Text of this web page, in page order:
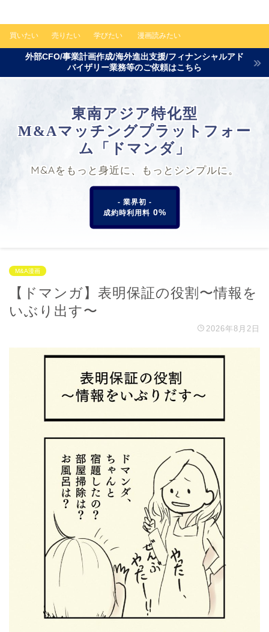
買いたい 売りたい 学びたい 漫画読みたい
外部CFO/事業計画作成/海外進出支援/フィナンシャルアド
バイザリー業務等のご依頼はこちら
東南アジア特化型
M&Aマッチングプラットフォー
ム「ドマンダ」
M&Aをもっと身近に、もっとシンプルに。
- 業界初 -
成約時利用料 0%
M&A漫画
【ドマンガ】表明保証の役割〜情報を
いぶり出す〜
2026年8月2日